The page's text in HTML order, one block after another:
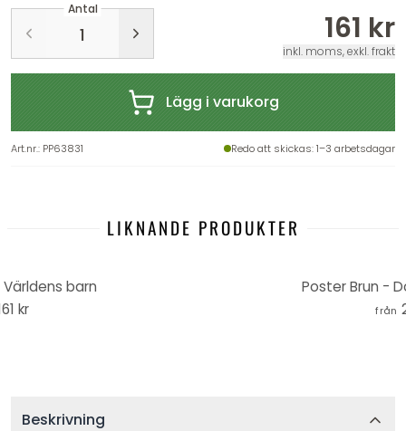
Antal
161 kr
inkl. moms, exkl. frakt
Lägg i varukorg
Art.nr.: PP63831 Redo att skickas: 1–3 arbetsdagar
LIKNANDE PRODUKTER
barn
kr
Poster Brun -
från
Beskrivning